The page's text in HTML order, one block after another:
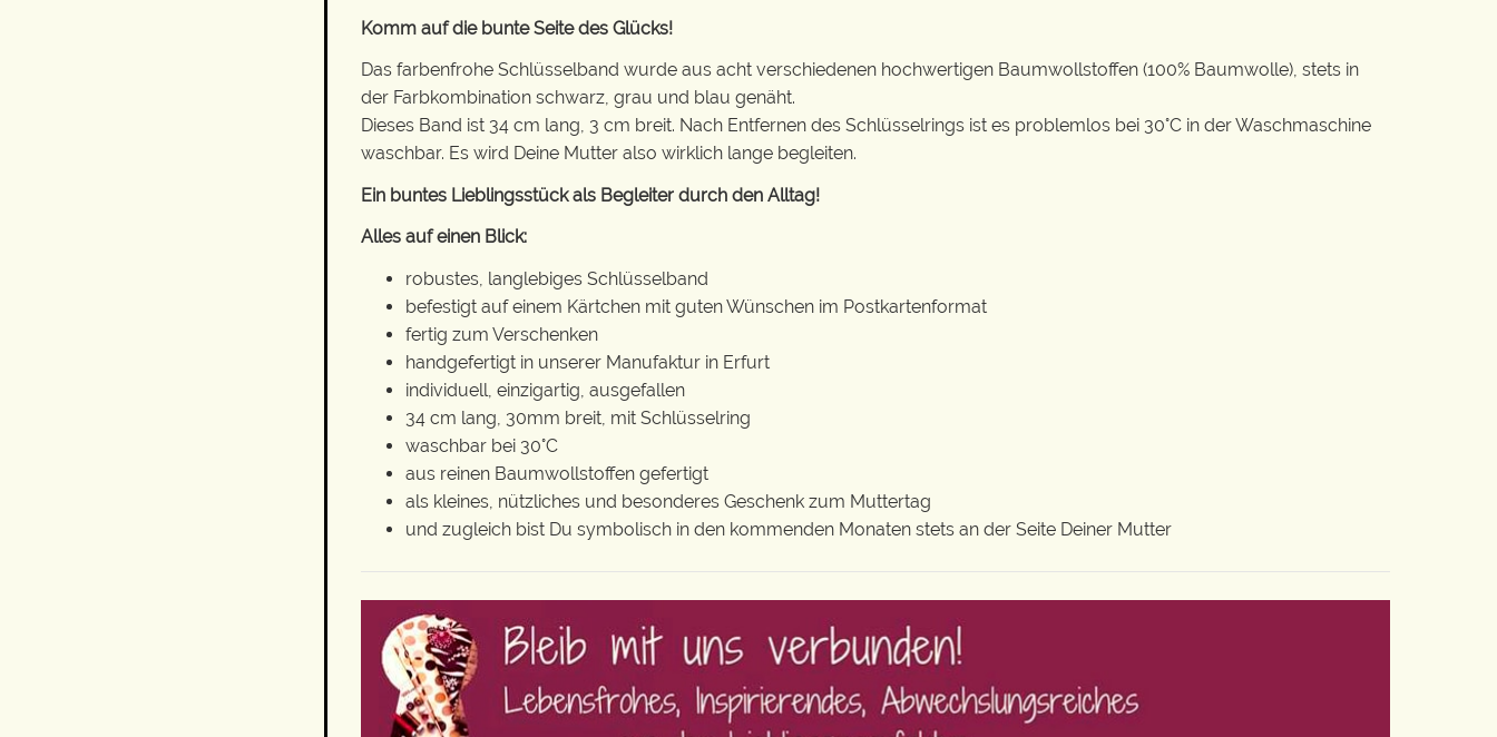
Komm auf die bunte Seite des Glücks!
Das farbenfrohe Schlüsselband wurde aus acht verschiedenen hochwertigen Baumwollstoffen (100% Baumwolle), stets in
der Farbkombination schwarz, grau und blau genäht.
Dieses Band ist 34 cm lang, 3 cm breit. Nach Entfernen des Schlüsselrings ist es problemlos bei 30°C in der Waschmaschine
waschbar. Es wird Deine Mutter also wirklich lange begleiten.
Ein buntes Lieblingsstück als Begleiter durch den Alltag!
Alles auf einen Blick:
robustes, langlebiges Schlüsselband
befestigt auf einem Kärtchen mit guten Wünschen im Postkartenformat
fertig zum Verschenken
handgefertigt in unserer Manufaktur in Erfurt
individuell, einzigartig, ausgefallen
34 cm lang, 30mm breit, mit Schlüsselring
waschbar bei 30°C
aus reinen Baumwollstoffen gefertigt
als kleines, nützliches und besonderes Geschenk zum Muttertag
und zugleich bist Du symbolisch in den kommenden Monaten stets an der Seite Deiner Mutter